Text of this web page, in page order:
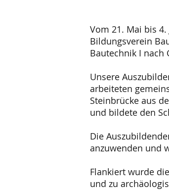
Vom 21. Mai bis
Bildungsverein
Bautechnik I nach
Unsere
arbeiteten
Steinbrücke aus
und bildete den
Die
anzuwenden und
Flankiert wurde
und zu